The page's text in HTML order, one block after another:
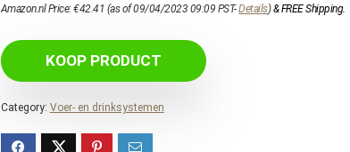
Amazon.nl Price:€42.41 (as of 09/04/2023 09:09 PST-Details)&FREE Shipping.
KOOP PRODUCT
Category: Voer- en drinksystemen